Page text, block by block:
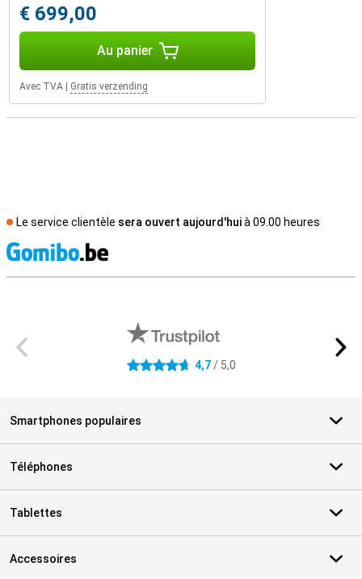
€ 699,00
Au panier
Avec TVA Gratis verzending
Le service clientèle sera ouvert aujourd'huià 09.00 heures
4.7 étoiles 4,7/ 5,0
Smartphones populaires
Téléphones
Tablettes
Accessoires